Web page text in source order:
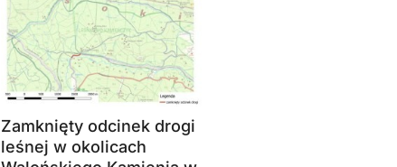
Zamknięty odcinek drogi
leśnej w okolicach